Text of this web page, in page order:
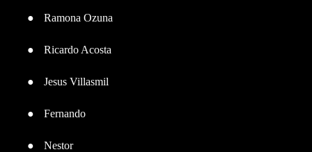
● Ramona Ozuna
● Ricardo Acosta
● Jesus Villasmil
● Fernando
● Nestor